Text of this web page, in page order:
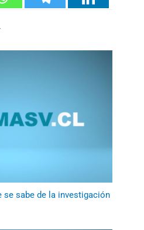
se sabe de la investigación